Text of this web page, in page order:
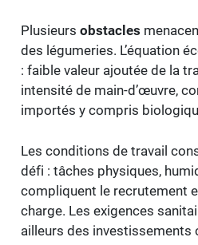
Plusieursobstacles
des légumeries. L’équation
: faible valeur ajoutée de la
intensité de main-d’œuvre,
importés y compris
Les conditions de travail
défi : tâches physiques,
compliquent le recrutement
charge. Les exigences
ailleurs des investissements